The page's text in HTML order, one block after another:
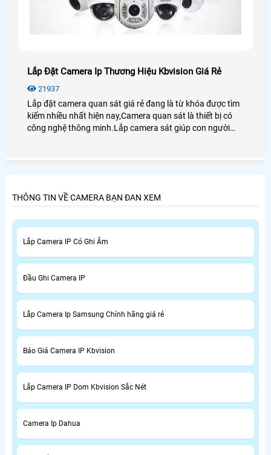
Lắp Đặt Camera Ip Thương Hiệu Kbvision Giá Rẻ
21937
Lắp đặt camera quan sát giá rẻ đang là từ khóa được tìm
kiếm nhiều nhất hiện nay,Camera quan sát là thiết bị có
công nghệ thông minh.Lắp camera sát giúp con người
THÔNG TIN VỀ CAMERA BẠN ĐAN XEM
Lắp Camera IP Có Ghi Âm
Đầu Ghi Camera IP
Lắp Camera Ip Samsung Chính hãng giá rẻ
Báo Giá Camera IP Kbvision
Lắp Camera IP Dom Kbvision Sắc Nét
Camera Ip Dahua